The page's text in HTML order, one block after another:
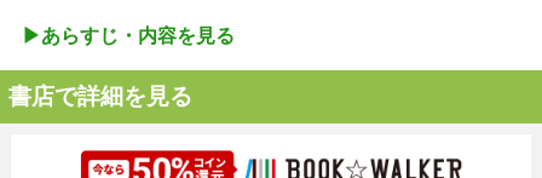
▶︎あらすじ・内容を見る
書店で詳細を見る